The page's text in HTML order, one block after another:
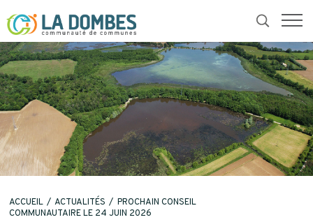
retour
ACCUEIL ACTUALITÉS
PROCHAIN CONSEIL
COMMUNAUTAIRE LE 24 JUIN 2026